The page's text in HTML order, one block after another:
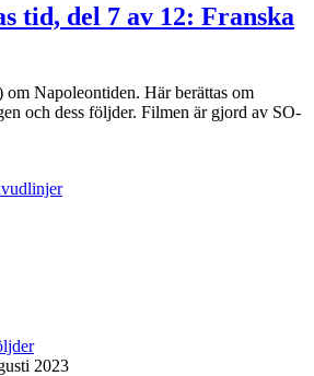
tid, del 7 av 12: Franska
Napoleontiden. Här berättas om
och dess följder. Filmen är gjord av SO-
2023